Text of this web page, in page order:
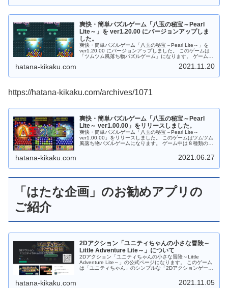
「八玉の秘宝～Pearl Lite～」に変更しました。 「ゲーム
メイン画面」で宝玉のスキル機能を追加しました。 「宝玉
できます。 「宝玉スキル」を発動するには「宝玉」をクリ
ックします。 「宝玉スキル」が発動すると同じ色の宝玉を
まとめて消すことができます。 「宝玉スキル」は強力で
す。戦略を立てて効率よく使いましょう！ 「宝玉」のデザ
インを変更しました。 「タイトル画面」、「音量設定画
面」のデザインを変更しました。 Android版は「Google
Play ストア」からダウンロードしてから遊ぶことができま
す。 Web版はダウンロードなしでＰＣのブラウザで遊ぶこ
とができます。 もちろんフリーソフトです。応援、よろし
爽快・簡単パズルゲーム「八玉の秘宝～Pearl
Lite～」を ver1.20.00 にバージョンアップしま
した。
爽快・簡単パズルゲーム「八玉の秘宝～Pearl Lite～」を
ver1.20.00 にバージョンアップしました。 このゲームは
「ツムツム風落ち物パズルゲーム」になります。 ゲーム中
宝玉（パール）を３つ以上つなげてください。 主なバージ
マホで遊べるように縦長に変更しました。 「タイトル画
「タイトル画面」、「音量設定画面」のデザインを変更し
ました。 フルスクリーン画面制御を廃止しました。
てから遊ぶことができます。 Web版はダウンロードなしで
フトです。応援、よろしくお願いします。
hatana-kikaku.com 2021.11.20
https://hatana-kikaku.com/archives/1071
爽快・簡単パズルゲーム「八玉の秘宝～Pearl
Lite～ ver1.00.00」をリリースしました。
爽快・簡単パズルゲーム「八玉の秘宝～Pearl Lite～
ver1.00.00」をリリースしました。 このゲームはツムツム
風落ち物パズルゲームになります。 ゲーム中は８種類の宝
の宝玉（パール）を３つ以上つなげてください。 Android
版は「Google Play ストア」からダウンロードしてから遊
す。応援、よろしくお願いします。
hatana-kikaku.com 2021.06.27
「はたな企画」のお勧めアプリの
ご紹介
2Dアクション「ユニティちゃんの小さな冒険～
Little Adventure Lite～」について
2Dアクション「ユニティちゃんの小さな冒険～Little
Adventure Lite～」の公式ページになります。 このゲーム
は「ユニティちゃん」のシンプルな「2Dアクションゲー
う！ 道中には「ウニ？」「オポッサム」「大鷲」などのモ
ンスターがいっぱい！ジャンプしてよけてください。
hatana-kikaku.com 2021.11.05